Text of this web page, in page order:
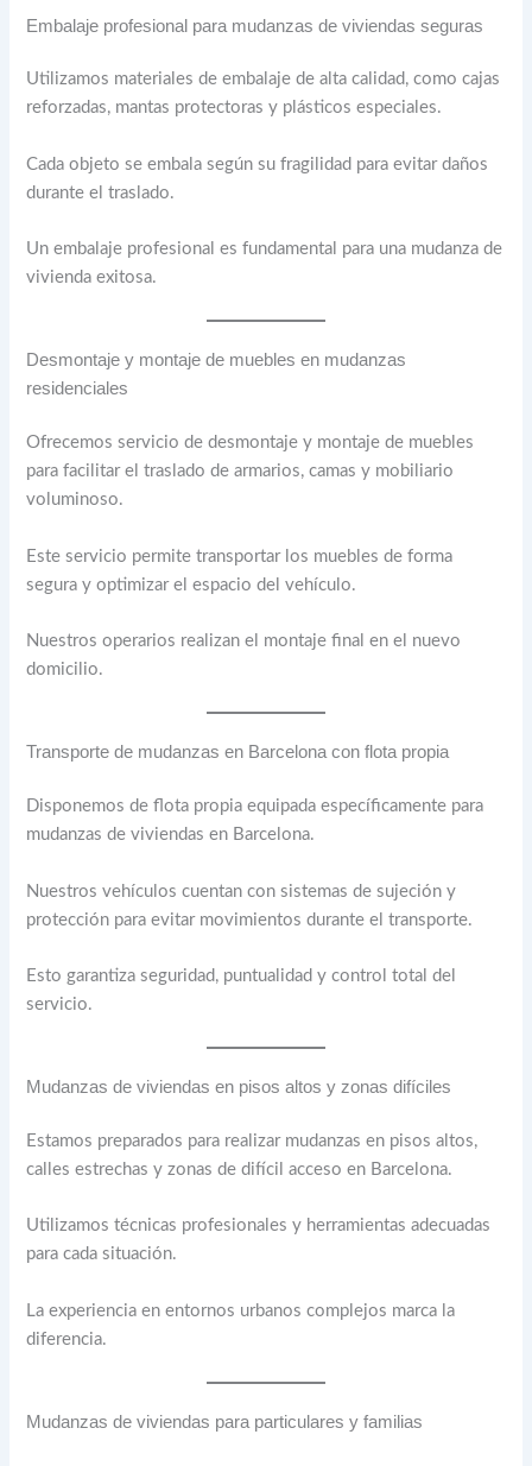
Embalaje profesional para mudanzas de viviendas seguras
Utilizamos materiales de embalaje de alta calidad, como cajas
reforzadas, mantas protectoras y plásticos especiales.
Cada objeto se embala según su fragilidad para evitar daños
durante el traslado.
Un embalaje profesional es fundamental para una mudanza de
vivienda exitosa.
Desmontaje y montaje de muebles en mudanzas
residenciales
Ofrecemos servicio de desmontaje y montaje de muebles
para facilitar el traslado de armarios, camas y mobiliario
voluminoso.
Este servicio permite transportar los muebles de forma
segura y optimizar el espacio del vehículo.
Nuestros operarios realizan el montaje final en el nuevo
domicilio.
Transporte de mudanzas en Barcelona con flota propia
Disponemos de flota propia equipada específicamente para
mudanzas de viviendas en Barcelona.
Nuestros vehículos cuentan con sistemas de sujeción y
protección para evitar movimientos durante el transporte.
Esto garantiza seguridad, puntualidad y control total del
servicio.
Mudanzas de viviendas en pisos altos y zonas difíciles
Estamos preparados para realizar mudanzas en pisos altos,
calles estrechas y zonas de difícil acceso en Barcelona.
Utilizamos técnicas profesionales y herramientas adecuadas
para cada situación.
La experiencia en entornos urbanos complejos marca la
diferencia.
Mudanzas de viviendas para particulares y familias